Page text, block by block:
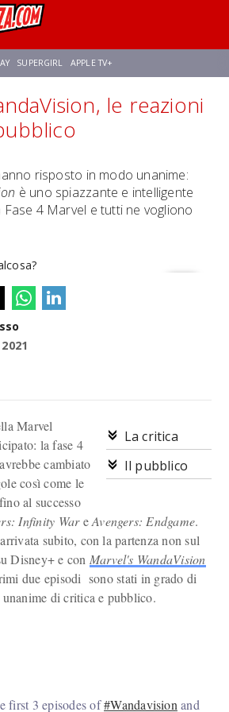
SUPERGIRL APPLE TV+
STAR TREK AVENGERS: DOOMSDAY
le reazioni
risposto in modo unanime:
è uno spiazzante e intelligente
4 Marvel e tutti ne vogliono
La critica
Il pubblico
Marvel
la fase 4
cambiato
così come le
al successo
Infinity WareAvengers: Endgame.
subito, con la partenza non sul
Disney+ e con Marvel's WandaVision
due episodi sono stati in grado di
di critica e pubblico.
first 3 episodes of#Wandavision and